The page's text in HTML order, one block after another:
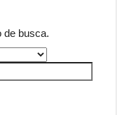
de busca.